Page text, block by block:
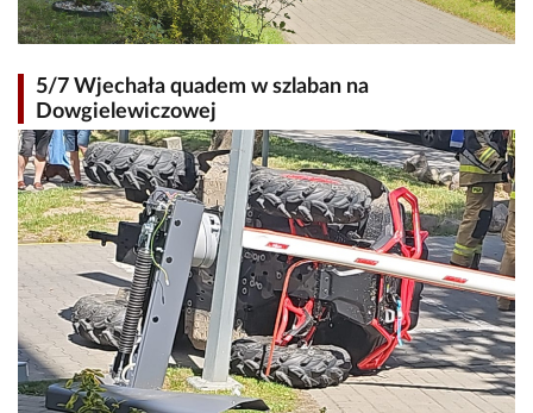
5/7 Wjechała quadem w szlaban na
Dowgielewiczowej